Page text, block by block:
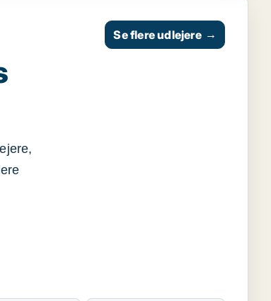
Se flere udlejere →